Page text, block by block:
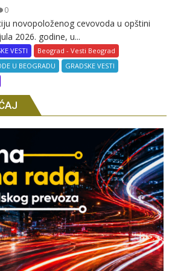
0
novopoloženog cevovoda u opštini
2026. godine, u...
VESTI
Beograd - Vesti Beograd
U BEOGRADU
GRADSKE VESTI